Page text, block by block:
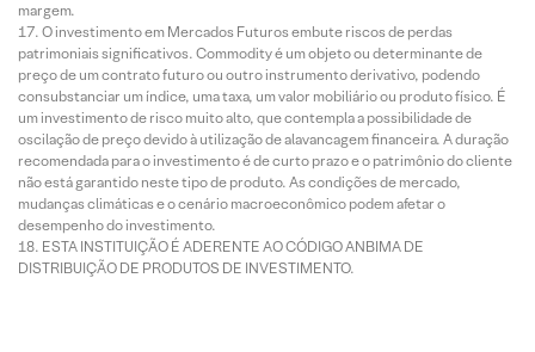
margem.
O investimento em Mercados Futuros embute riscos de perdas
patrimoniais significativos. Commodity é um objeto ou determinante de
preço de um contrato futuro ou outro instrumento derivativo, podendo
consubstanciar um índice, uma taxa, um valor mobiliário ou produto físico. É
um investimento de risco muito alto, que contempla a possibilidade de
oscilação de preço devido à utilização de alavancagem financeira. A duração
recomendada para o investimento é de curto prazo e o patrimônio do cliente
não está garantido neste tipo de produto. As condições de mercado,
mudanças climáticas e o cenário macroeconômico podem afetar o
desempenho do investimento.
ESTA INSTITUIÇÃO É ADERENTE AO CÓDIGO ANBIMA DE
DISTRIBUIÇÃO DE PRODUTOS DE INVESTIMENTO.